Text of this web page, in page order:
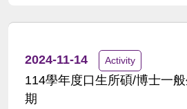
2024-11-14 Activity
114學年度口生所碩/博士一
期